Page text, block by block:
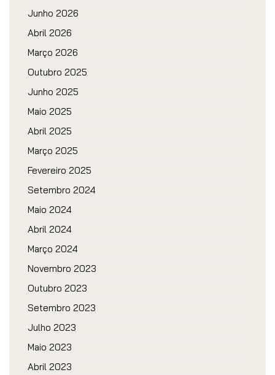
Junho 2026
Abril 2026
Março 2026
Outubro 2025
Junho 2025
Maio 2025
Abril 2025
Março 2025
Fevereiro 2025
Setembro 2024
Maio 2024
Abril 2024
Março 2024
Novembro 2023
Outubro 2023
Setembro 2023
Julho 2023
Maio 2023
Abril 2023